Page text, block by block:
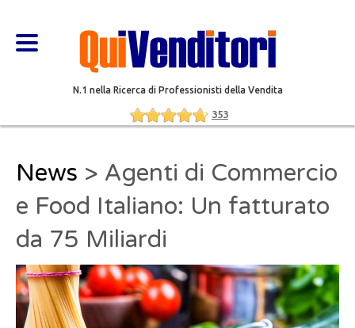
N.1 nella Ricerca di Professionisti della Vendita
353
News > Agenti di Commercio
e Food Italiano: Un fatturato
da 75 Miliardi